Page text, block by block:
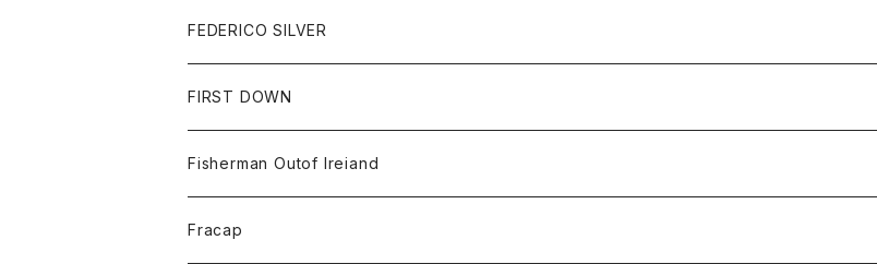
セーター
ショートパンツ
パンツ
レディース
コート
ジャケット
ジャケット
スエットシャツ
ボトム
スエットパンツ
グッズ
帽子
FEDERICO SILVER
アクセサリー
FIRST DOWN
Fisherman Outof Ireiand
ニット
Fracap